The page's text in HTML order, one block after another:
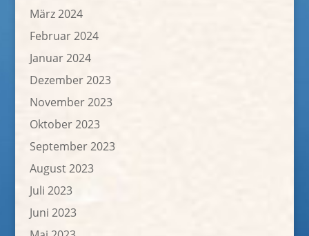
März 2024
Februar 2024
Januar 2024
Dezember 2023
November 2023
Oktober 2023
September 2023
August 2023
Juli 2023
Juni 2023